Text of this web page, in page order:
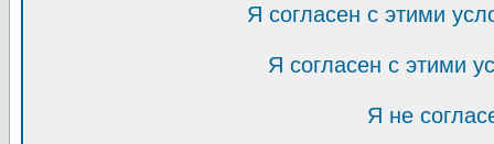
Я согласен с этими
Я согласен с этими
Я не